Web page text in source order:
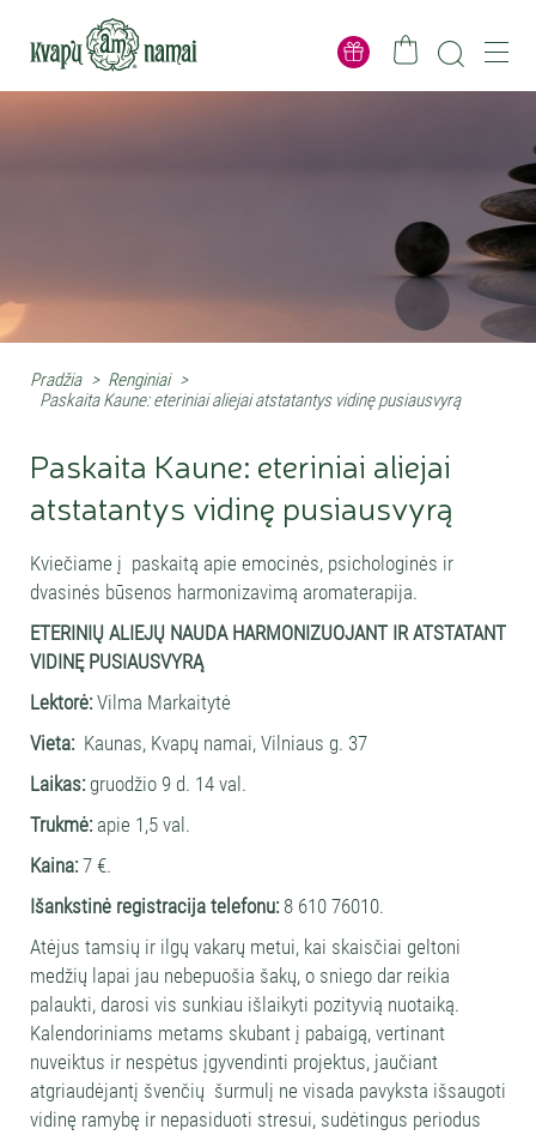
Pradžia > Renginiai >
Paskaita Kaune: eteriniai aliejai atstatantys vidinę pusiausvyrą
Paskaita Kaune: eteriniai aliejai
atstatantys vidinę pusiausvyrą
Kviečiame į paskaitą apie emocinės, psichologinės ir
dvasinės būsenos harmonizavimą aromaterapija.
ETERINIŲ ALIEJŲ NAUDA HARMONIZUOJANT IR ATSTATANT
VIDINĘ PUSIAUSVYRĄ
Lektorė: Vilma Markaitytė
Vieta: Kaunas, Kvapų namai, Vilniaus g. 37
Laikas: gruodžio 9 d. 14 val.
Trukmė: apie 1,5 val.
Kaina: 7 €.
Išankstinė registracija telefonu: 8 610 76010.
Atėjus tamsių ir ilgų vakarų metui, kai skaisčiai geltoni
medžių lapai jau nebepuošia šakų, o sniego dar reikia
palaukti, darosi vis sunkiau išlaikyti pozityvią nuotaiką.
Kalendoriniams metams skubant į pabaigą, vertinant
nuveiktus ir nespėtus įgyvendinti projektus, jaučiant
atgriaudėjantį švenčių šurmulį ne visada pavyksta išsaugoti
vidinę ramybę ir nepasiduoti stresui, sudėtingus periodus